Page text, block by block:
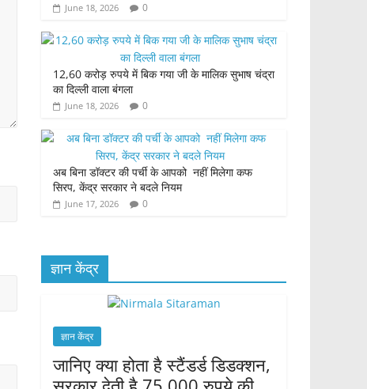
June 18, 2026 0
12,60 करोड़ रुपये में बिक गया जी के मालिक सुभाष चंद्रा
का दिल्ली वाला बंगला
June 18, 2026 0
अब बिना डॉक्टर की पर्ची के आपको नहीं मिलेगा कफ
सिरप, केंद्र सरकार ने बदले नियम
June 17, 2026 0
ज्ञान केंद्र
ज्ञान केंद्र
जानिए क्या होता है स्टैंडर्ड डिडक्शन,